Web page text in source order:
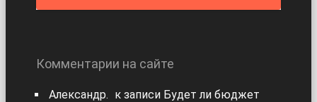
Комментарии на сайте
Александр. к записи Будет ли бюджет